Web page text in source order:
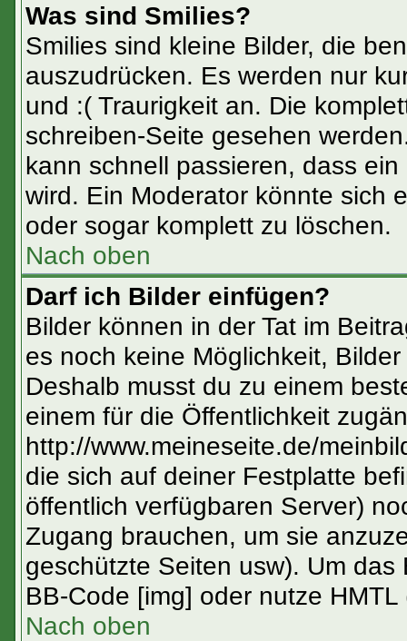
Was sind Smilies?
Smilies sind kleine Bilder, die
auszudrücken. Es werden nur
und :( Traurigkeit an. Die
schreiben-Seite gesehen
kann schnell passieren, dass
wird. Ein Moderator könnte sich
oder sogar komplett zu löschen.
Nach oben
Darf ich Bilder einfügen?
Bilder können in der Tat im
es noch keine Möglichkeit,
Deshalb musst du zu einem
einem für die Öffentlichkeit
http://www.meineseite.de/
die sich auf deiner Festplatte
öffentlich verfügbaren Server)
Zugang brauchen, um sie
geschützte Seiten usw). Um
BB-Code [img] oder nutze
Nach oben